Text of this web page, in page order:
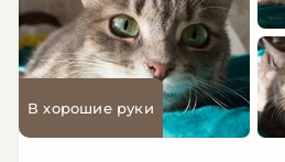
В хорошие руки